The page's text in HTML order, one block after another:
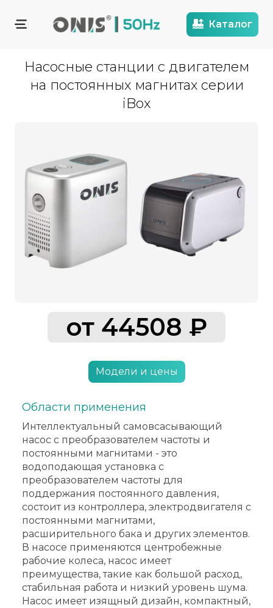
Каталог
Насосные станции с двигателем
на постоянных магнитах серии
iBox
от 44508 ₽
Модели и цены
Области применения
Интеллектуальный самовсасывающий
насос с преобразователем частоты и
постоянными магнитами - это
водоподающая установка с
преобразователем частоты для
поддержания постоянного давления,
состоит из контроллера, электродвигателя с
постоянными магнитами,
расширительного бака и других элементов.
В насосе применяются центробежные
рабочие колеса, насос имеет
преимущества, такие как большой расход,
стабильная работа и низкий уровень шума.
Насос имеет изящный дизайн, компактный,